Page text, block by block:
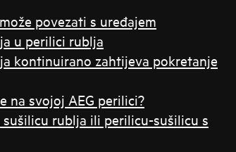
povezati s uređajem
u perilici rublja
kontinuirano zahtijeva pokretanje
na svojoj AEG perilici?
rublja ili perilicu-sušilicu s